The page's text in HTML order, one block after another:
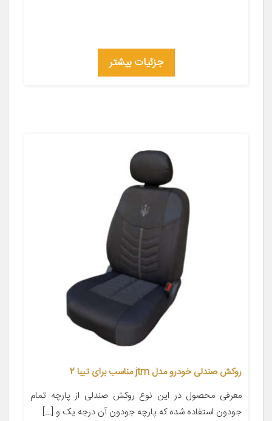
جزئیات بیشتر
روکش صندلی خودرو مدل jtm مناسب برای تیبا 2
معرفی محصول در این نوع روکش صندلی از پارچه تمام
جودون استفاده شده که پارچه جودون آن درجه یک و […]